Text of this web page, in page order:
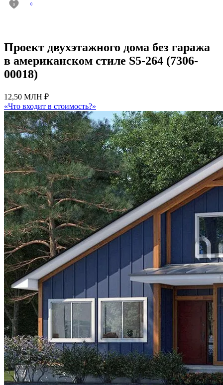
0 0
Проект двухэтажного дома без гаража
в американском стиле S5-264 (7306-
00018)
12,50 МЛН ₽
«Что входит в стоимость?»